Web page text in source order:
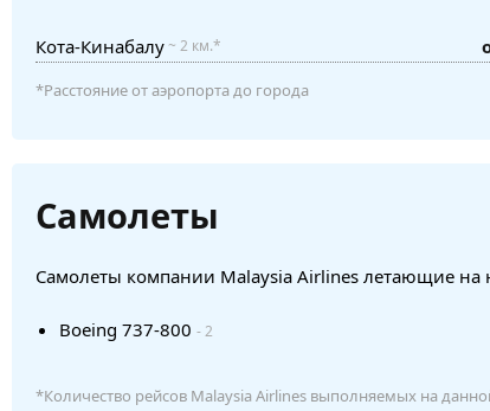
Кота-Кинабалу~ 2 км.*
*Расстояние от аэропорта до города
Самолеты
Самолеты компании Malaysia Airlines летающие на
Boeing 737-800 - 2
*Количество рейсов Malaysia Airlines выполняемых на